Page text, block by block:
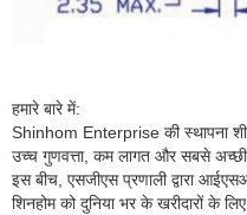
हमारे बारे में:
Shinhom Enterprise की स्थापना
उच्च गुणवत्ता, कम लागत और सबसे
इस बीच, एसजीएस प्रणाली द्वारा
शिनहोम को दुनिया भर के खरीदारों के